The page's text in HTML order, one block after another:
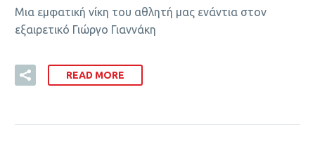
Μια εμφατική νίκη του αθλητή μας ενάντια στον
εξαιρετικό Γιώργο Γιαννάκη
READ MORE